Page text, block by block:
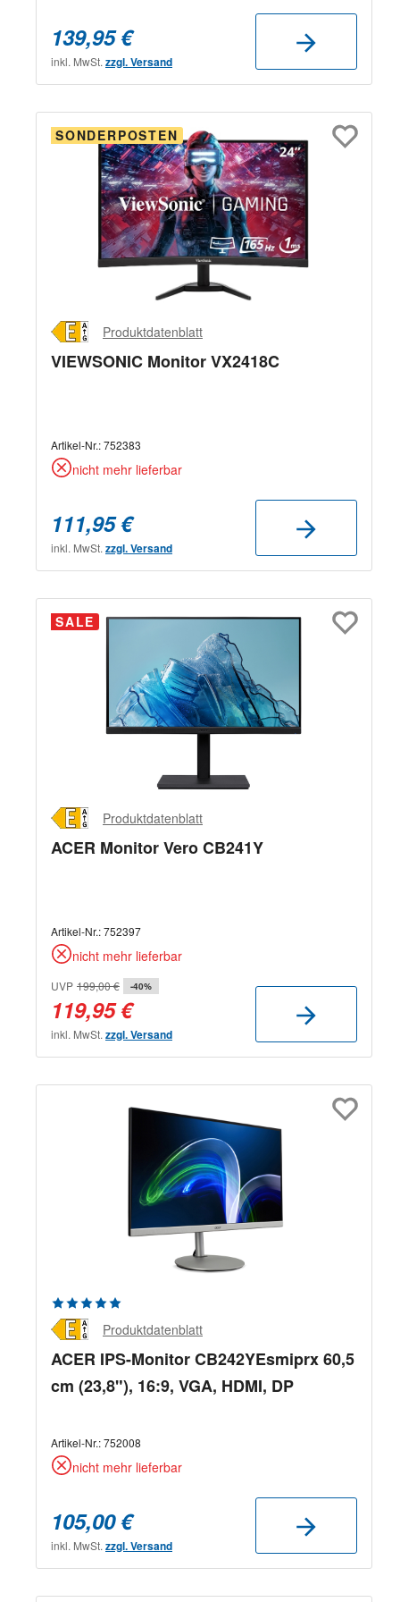
139,95 €
inkl. MwSt. zzgl. Versand
SONDERPOSTEN
Produktdatenblatt
VIEWSONIC Monitor VX2418C
Artikel-Nr.:752383
nicht mehr lieferbar
111,95 €
inkl. MwSt. zzgl. Versand
SALE
Produktdatenblatt
ACER Monitor Vero CB241Y
Artikel-Nr.:752397
nicht mehr lieferbar
UVP 199,00 € -40%
119,95 €
inkl. MwSt. zzgl. Versand
Durchschnittliche Bewertung von 5 von 5 Sternen
Produktdatenblatt
ACER IPS-Monitor CB242YEsmiprx 60,5
cm (23,8"), 16:9, VGA, HDMI, DP
Artikel-Nr.:752008
nicht mehr lieferbar
105,00 €
inkl. MwSt. zzgl. Versand